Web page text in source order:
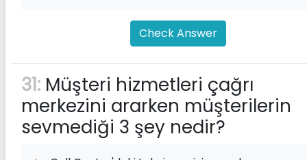
Check Answer
31: Müşteri hizmetleri çağrı
merkezini ararken müşterilerin
sevmediği 3 şey nedir?